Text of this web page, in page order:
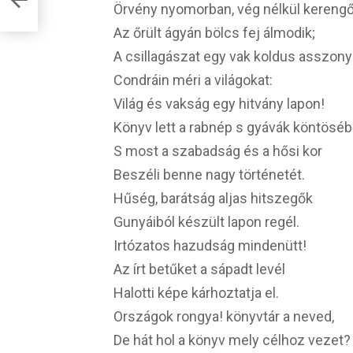
Örvény nyomorban, vég nélkül
Az őrült ágyán bölcs fej álmodik;
A csillagászat egy vak koldus asszony
Condráin méri a világokat:
Világ és vakság egy hitvány lapon!
Könyv lett a rabnép s gyávák
S most a szabadság és a hősi kor
Beszéli benne nagy történetét.
Hűség, barátság aljas hitszegők
Gunyáiból készült lapon regél.
Irtózatos hazudság mindenütt!
Az írt betűket a sápadt levél
Halotti képe kárhoztatja el.
Országok rongya! könyvtár a neved,
De hát hol a könyv mely célhoz vezet?